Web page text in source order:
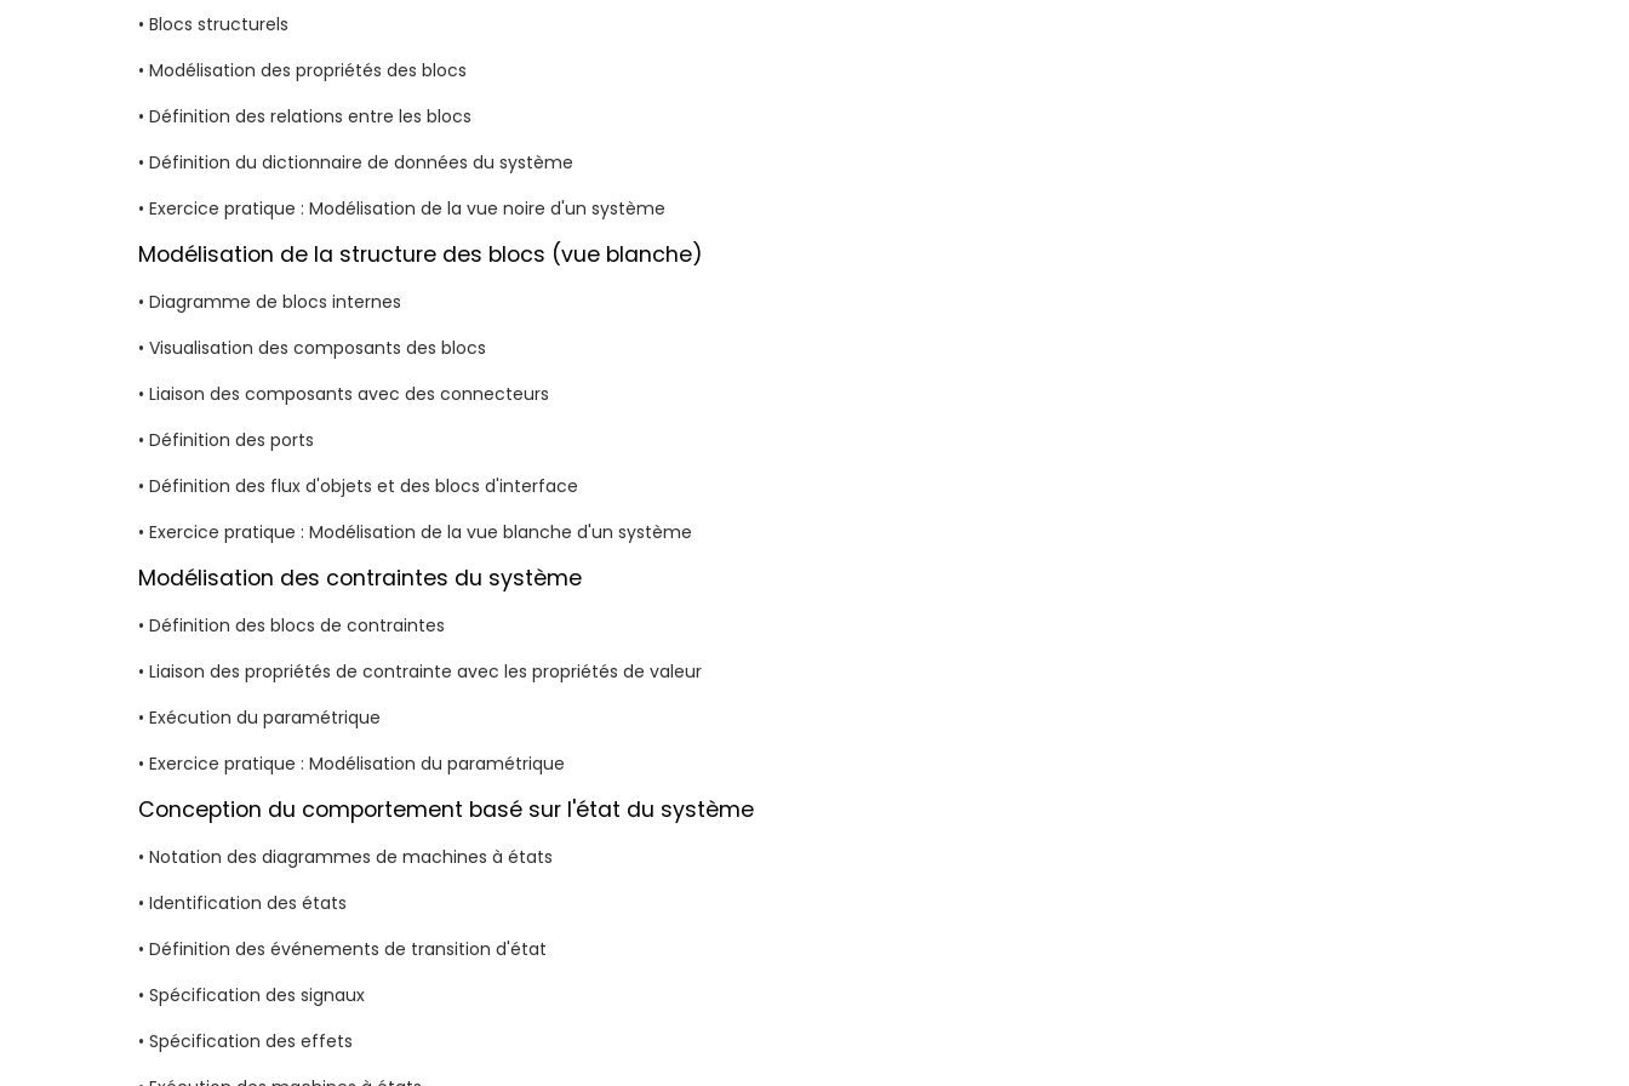
• Blocs structurels
• Modélisation des propriétés des blocs
• Définition des relations entre les blocs
• Définition du dictionnaire de données du système
• Exercice pratique : Modélisation de la vue noire d'un système
Modélisation de la structure des blocs (vue blanche)
• Diagramme de blocs internes
• Visualisation des composants des blocs
• Liaison des composants avec des connecteurs
• Définition des ports
• Définition des flux d'objets et des blocs d'interface
• Exercice pratique : Modélisation de la vue blanche d'un système
Modélisation des contraintes du système
• Définition des blocs de contraintes
• Liaison des propriétés de contrainte avec les propriétés de valeur
• Exécution du paramétrique
• Exercice pratique : Modélisation du paramétrique
Conception du comportement basé sur l'état du système
• Notation des diagrammes de machines à états
• Identification des états
• Définition des événements de transition d'état
• Spécification des signaux
• Spécification des effets